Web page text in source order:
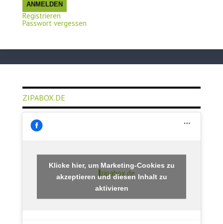
ANMELDEN
Registrieren
Passwort vergessen
ZIPABOX.DE
zipabox.de
Klicke hier, um Marketing-Cookies zu
akzeptieren und diesen Inhalt zu
aktivieren